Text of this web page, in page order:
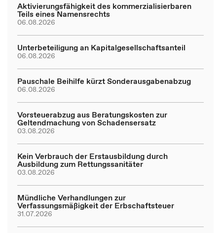
Aktivierungsfähigkeit des kommerzialisierbaren
Teils eines Namensrechts
06.08.2026
Unterbeteiligung an Kapitalgesellschaftsanteil
06.08.2026
Pauschale Beihilfe kürzt Sonderausgabenabzug
06.08.2026
Vorsteuerabzug aus Beratungskosten zur
Geltendmachung von Schadensersatz
03.08.2026
Kein Verbrauch der Erstausbildung durch
Ausbildung zum Rettungssanitäter
03.08.2026
Mündliche Verhandlungen zur
Verfassungsmäßigkeit der Erbschaftsteuer
31.07.2026